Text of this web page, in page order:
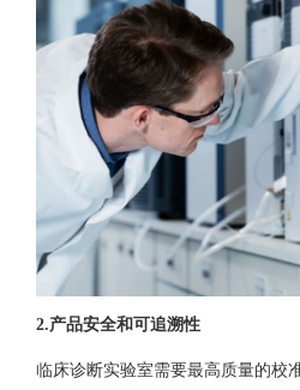
2.产品安全和可追溯性
临床诊断实验室需要最高质量的校